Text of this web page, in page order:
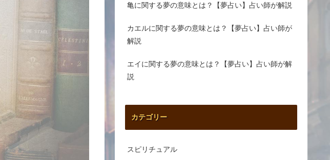
亀に関する夢の意味とは？【夢占い】占い師が解説
カエルに関する夢の意味とは？【夢占い】占い師が
解説
エイに関する夢の意味とは？【夢占い】占い師が解
説
カテゴリー
スピリチュアル